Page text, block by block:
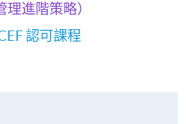
進階策略）
認可課程